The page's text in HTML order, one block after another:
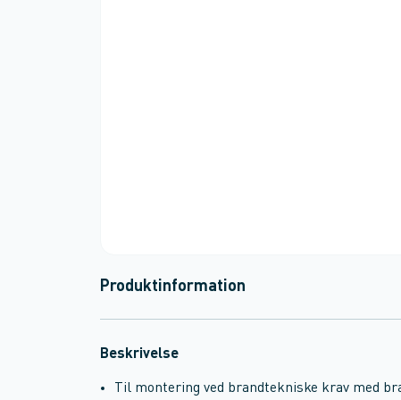
Produktinformation
Beskrivelse
Til montering ved brandtekniske krav med